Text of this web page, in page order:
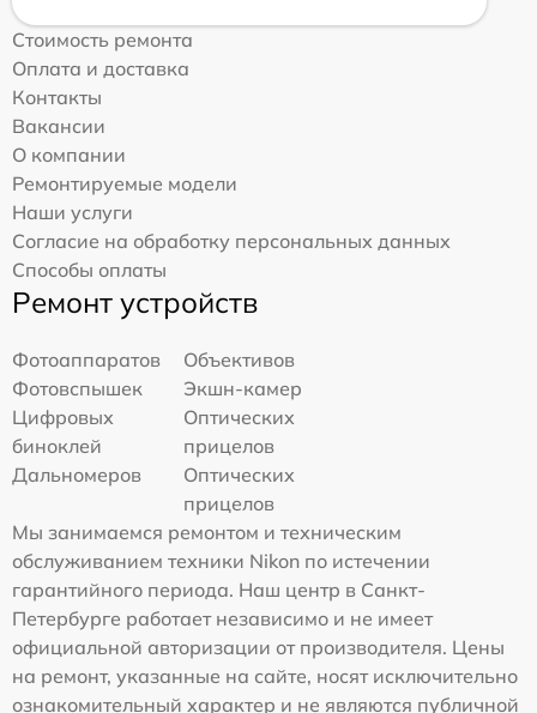
Стоимость ремонта
Оплата и доставка
Контакты
Вакансии
О компании
Ремонтируемые модели
Наши услуги
Согласие на обработку персональных данных
Способы оплаты
Ремонт устройств
Фотоаппаратов
Объективов
Фотовспышек
Экшн-камер
Цифровых
биноклей
Оптических
прицелов
Дальномеров
Оптических
прицелов
Мы занимаемся ремонтом и техническим
обслуживанием техники Nikon по истечении
гарантийного периода. Наш центр в Санкт-
Петербурге работает независимо и не имеет
официальной авторизации от производителя. Цены
на ремонт, указанные на сайте, носят исключительно
ознакомительный характер и не являются публичной